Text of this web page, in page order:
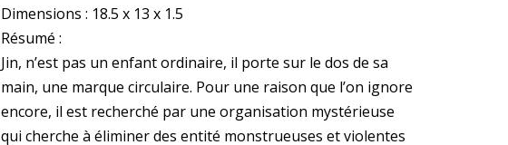
Dimensions : 18.5 x 13 x 1.5
Résumé :
Jin, n’est pas un enfant ordinaire, il porte sur le dos de sa
main, une marque circulaire. Pour une raison que l’on ignore
encore, il est recherché par une organisation mystérieuse
qui cherche à éliminer des entité monstrueuses et violentes